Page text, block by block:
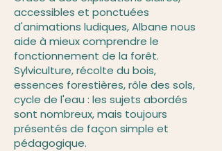
accessibles et ponctuées
d'animations ludiques, Albane nous
aide à mieux comprendre le
fonctionnement de la forêt.
Sylviculture, récolte du bois,
essences forestières, rôle des sols,
cycle de l'eau : les sujets abordés
sont nombreux, mais toujours
présentés de façon simple et
pédagogique.